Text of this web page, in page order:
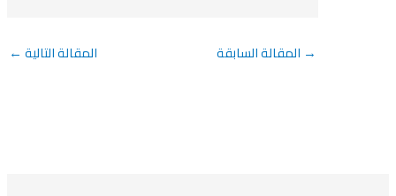
المقالة السابقة المقالة التالية←